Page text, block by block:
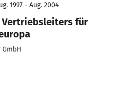
1997 - Aug. 2004
für